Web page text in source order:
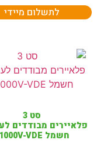
לתשלום מיידי
סט 3
פלאיירים מבודדים
חשמל 1000V-VDE